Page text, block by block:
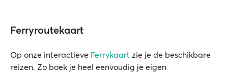
Ferryroutekaart
Op onze interactieve Ferrykaart zie je de beschikbare
reizen. Zo boek je heel eenvoudig je eigen